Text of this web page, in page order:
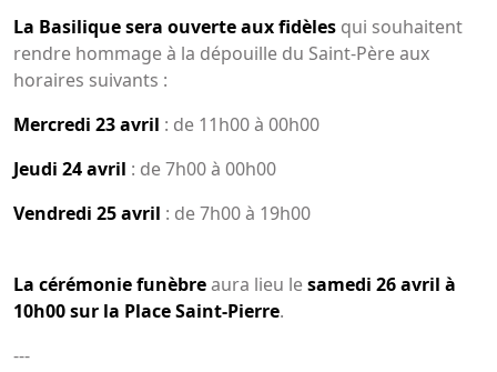
La Basilique sera ouverte aux fidèles qui souhaitent
rendre hommage à la dépouille du Saint-Père aux
horaires suivants :
Mercredi 23 avril : de 11h00 à 00h00
Jeudi 24 avril : de 7h00 à 00h00
Vendredi 25 avril : de 7h00 à 19h00
La cérémonie funèbreaura lieu lesamedi 26 avril à
10h00 sur la Place Saint-Pierre.
---